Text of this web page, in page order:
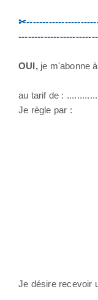
OUI,je m'abonne à
au tarif de :
Je règle par :
Je désire